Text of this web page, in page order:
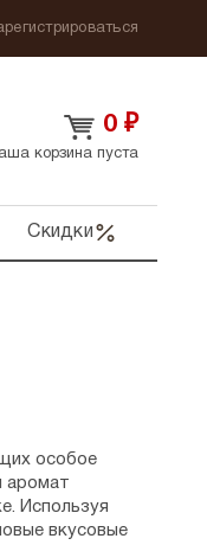
0 ₽
корзина пуста
Скидки
особое
аромат
Используя
вкусовые